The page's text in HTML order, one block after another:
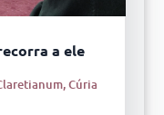
a ele
,Cúria